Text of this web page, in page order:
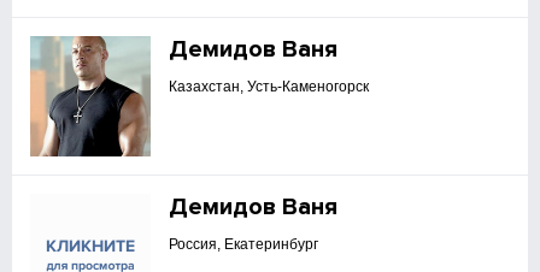
Демидов Ваня
Казахстан, Усть-Каменогорск
Демидов Ваня
Россия, Екатеринбург